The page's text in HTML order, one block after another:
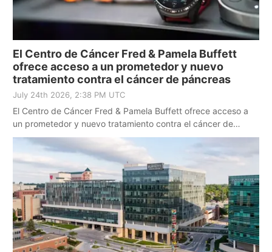
El Centro de Cáncer Fred & Pamela Buffett
ofrece acceso a un prometedor y nuevo
tratamiento contra el cáncer de páncreas
July 24th 2026, 2:38 PM UTC
El Centro de Cáncer Fred & Pamela Buffett ofrece acceso a
un prometedor y nuevo tratamiento contra el cáncer de
páncreas